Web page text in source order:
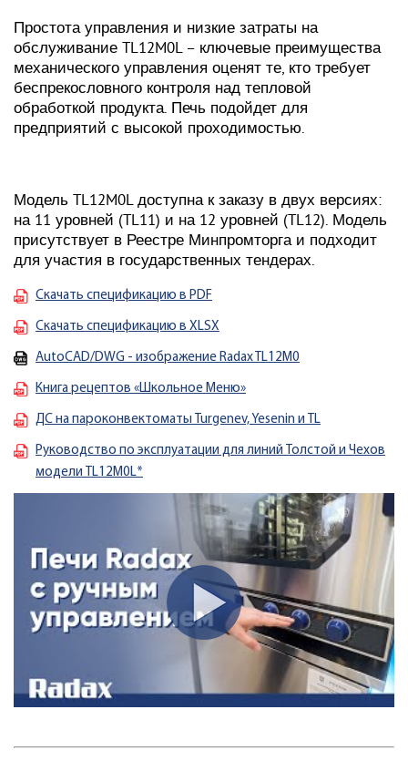
Простота управления и низкие затраты на
обслуживание TL12M0L – ключевые преимущества
механического управления оценят те, кто требует
беспрекословного контроля над тепловой
обработкой продукта. Печь подойдет для
предприятий с высокой проходимостью.
Модель TL12M0L доступна к заказу в двух версиях:
на 11 уровней (TL11) и на 12 уровней (TL12). Модель
присутствует в Реестре Минпромторга и подходит
для участия в государственных тендерах.
Скачать спецификацию в PDF
Скачать спецификацию в XLSX
AutoCAD/DWG - изображение Radax TL12M0
Книга рецептов «Школьное Меню»
ДС на пароконвектоматы Turgenev, Yesenin и TL
Руководство по эксплуатации для линий Толстой и Чехов
модели TL12M0L*